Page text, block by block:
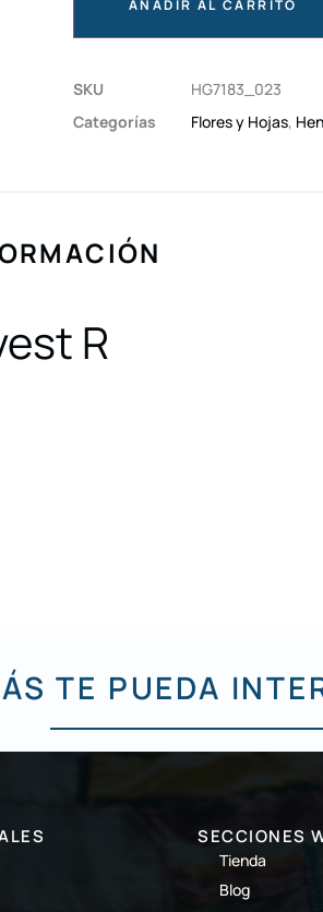
AÑADIR AL CARRITO
SKU
HG7183_023
Categorías
Flores y Hojas,
R
TE PUEDA
SECCIONES
Tienda
Blog